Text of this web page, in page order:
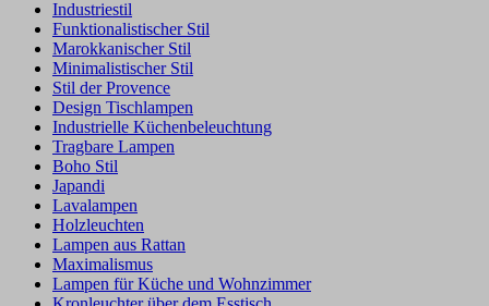
Industriestil
Funktionalistischer Stil
Marokkanischer Stil
Minimalistischer Stil
Stil der Provence
Design Tischlampen
Industrielle Küchenbeleuchtung
Tragbare Lampen
Boho Stil
Japandi
Lavalampen
Holzleuchten
Lampen aus Rattan
Maximalismus
Lampen für Küche und Wohnzimmer